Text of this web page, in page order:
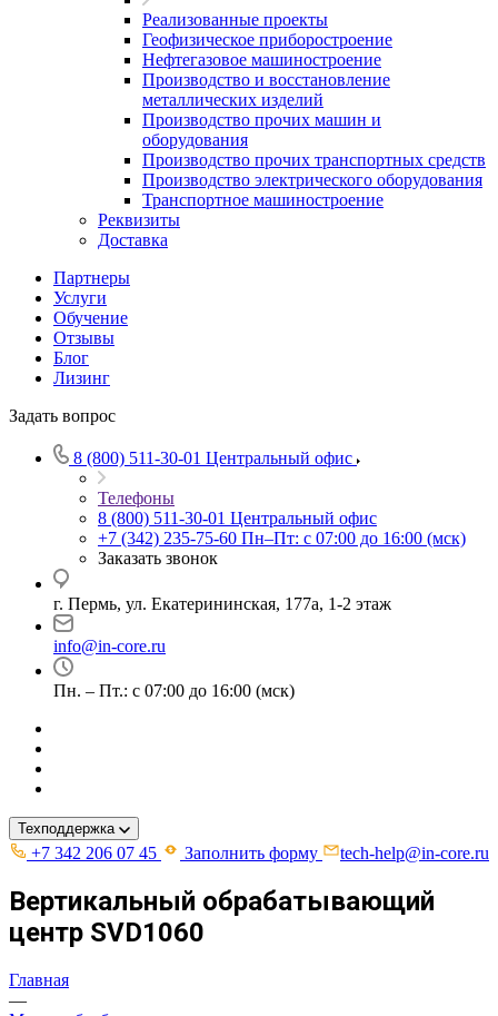
Реализованные проекты
Геофизическое приборостроение
Нефтегазовое машиностроение
Производство и восстановление
металлических изделий
Производство прочих машин и
оборудования
Производство прочих транспортных средств
Производство электрического оборудования
Транспортное машиностроение
Реквизиты
Доставка
Партнеры
Услуги
Обучение
Отзывы
Блог
Лизинг
Задать вопрос
8 (800) 511-30-01 Центральный офис
Телефоны
8 (800) 511-30-01 Центральный офис
+7 (342) 235-75-60 Пн–Пт: с 07:00 до 16:00 (мск)
Заказать звонок
г. Пермь, ул. ​Екатерининская, 177а, ​1-2 этаж
info@in-core.ru
Пн. – Пт.: с 07:00 до 16:00 (мск)
Техподдержка
+7 342 206 07 45 Заполнить форму tech-help@in-core.ru
Вертикальный обрабатывающий
центр SVD1060
Главная
—